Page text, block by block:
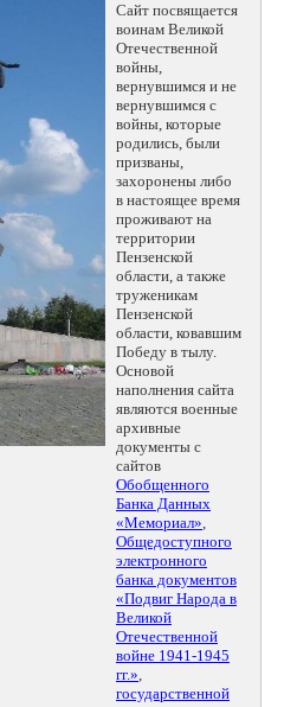
Сайт посвящается
воинам Великой
Отечественной
войны,
вернувшимся и не
вернувшимся с
войны, которые
родились, были
призваны,
захоронены либо
в настоящее время
проживают на
территории
Пензенской
области, а также
труженикам
Пензенской
области, ковавшим
Победу в тылу.
Основой
наполнения сайта
являются военные
архивные
документы с
сайтов
Обобщенного
Банка Данных
«Мемориал»,
Общедоступного
электронного
банка документов
«Подвиг Народа в
Великой
Отечественной
войне 1941-1945
гг.»,
государственной